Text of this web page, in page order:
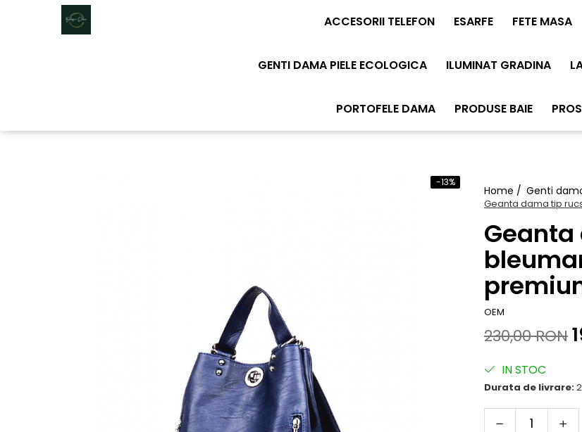
ACCESORII TELEFON ESARFE FETE MASA
GENTI DAMA PIELE ECOLOGICA ILUMINAT GRADINA
PORTOFELE DAMA PRODUSE BAIE
Home / Genti
Geanta dama tip
OEM
-13%
230,00 RON
IN STOC
Durata de livrare: